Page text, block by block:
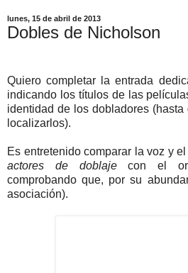
lunes, 15 de abril de 2013
Dobles de Nicholson
Quiero completar la entrada
indicando los títulos de las
identidad de los dobladores
localizarlos).
Es entretenido comparar la voz y
actores de doblajecon el
comprobando que, por su
asociación).